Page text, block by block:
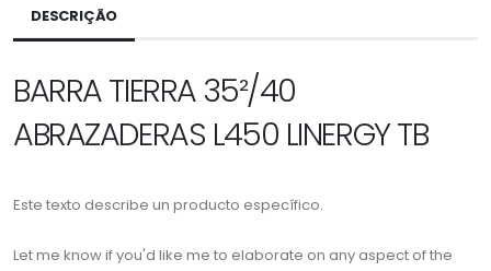
DESCRIÇÃO
BARRA TIERRA 35²/40
ABRAZADERAS L450 LINERGY TB
Este texto describe un producto específico.
Let me know if you'd like me to elaborate on any aspect of the